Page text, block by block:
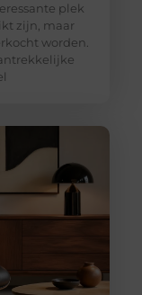
plek
zijn, maar
worden.